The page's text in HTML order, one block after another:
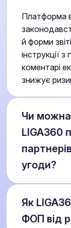
Платформа
й форми
інструкції
коментарі
знижує
Чи
LIGA360
угоди?
факторів у
структуру
Як
ФОП від